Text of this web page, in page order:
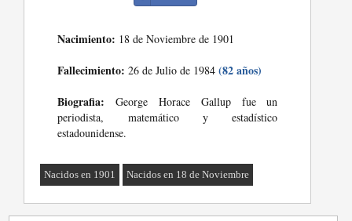
Nacimiento: 18 de Noviembre de 1901
Fallecimiento: 26 de Julio de 1984(82 años)
Biografia: George Horace Gallup fue un
periodista, matemático y estadístico
estadounidense.
Nacidos en 1901 Nacidos en 18 de Noviembre